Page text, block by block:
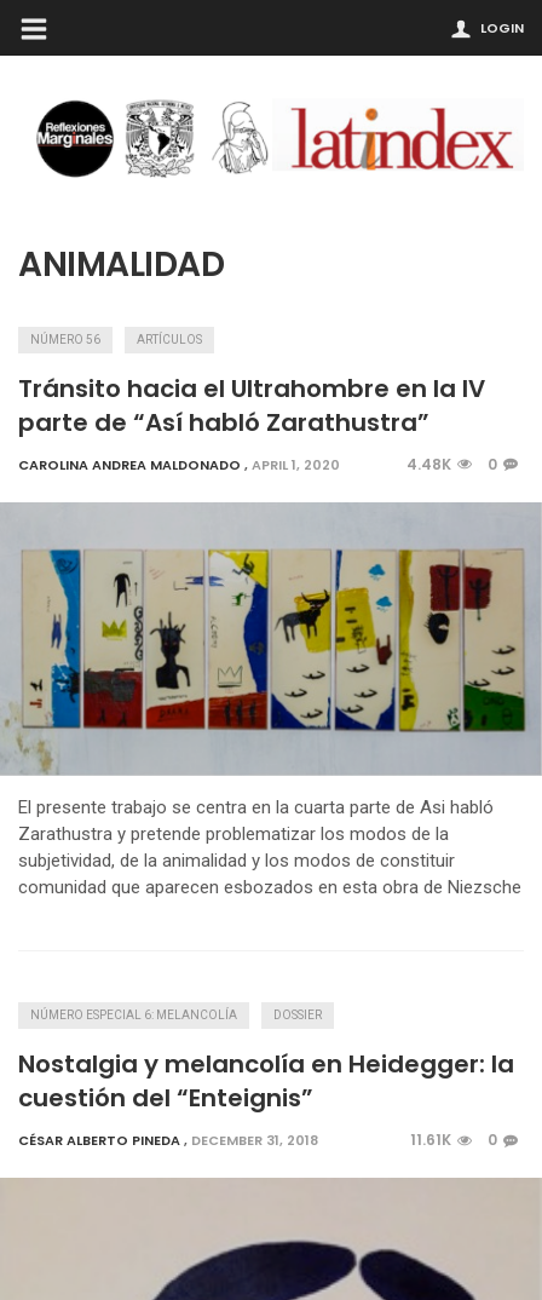
LOGIN
ANIMALIDAD
NÚMERO 56 ARTÍCULOS
Tránsito hacia el Ultrahombre en la IV
parte de “Así habló Zarathustra”
CAROLINA ANDREA MALDONADO ,APRIL 1, 2020 4.48K 0
El presente trabajo se centra en la cuarta parte de Asi habló
Zarathustra y pretende problematizar los modos de la
subjetividad, de la animalidad y los modos de constituir
comunidad que aparecen esbozados en esta obra de Niezsche
NÚMERO ESPECIAL 6: MELANCOLÍA DOSSIER
Nostalgia y melancolía en Heidegger: la
cuestión del “Enteignis”
CÉSAR ALBERTO PINEDA, DECEMBER 31, 2018 11.61K 0